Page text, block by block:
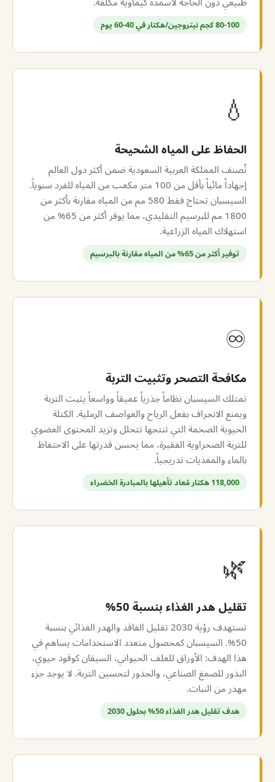
80-100 كجم نيتروجين/هكتار في 40-60 يوم
💧
الحفاظ على المياه الشحيحة
تُصنف المملكة العربية السعودية ضمن أكثر دول العالم
إجهاداً مائياً بأقل من 100 متر مكعب من المياه للفرد سنوياً.
السيسبان تحتاج فقط 580 مم من المياه مقارنة بأكثر من
1800 مم للبرسيم التقليدي، مما يوفر أكثر من 65% من
استهلاك المياه الزراعية.
توفير أكثر من 65% من المياه مقارنة بالبرسيم
♾
مكافحة التصحر وتثبيت التربة
تمتلك السيسبان نظاماً جذرياً عميقاً وواسعاً يثبت التربة
ويمنع الانجراف بفعل الرياح والعواصف الرملية. الكتلة
الحيوية الضخمة التي تنتجها تتحلل وتزيد المحتوى العضوي
للتربة الصحراوية الفقيرة، مما يحسن قدرتها على الاحتفاظ
بالماء والمغذيات تدريجياً.
118,000 هكتار مُعاد تأهيلها بالمبادرة الخضراء
🌿
تقليل هدر الغذاء بنسبة 50%
تستهدف رؤية 2030 تقليل الفاقد والهدر الغذائي بنسبة
50%. السيسبان كمحصول متعدد الاستخدامات يساهم في
هذا الهدف: الأوراق للعلف الحيواني، السيقان كوقود حيوي،
البذور للصمغ الصناعي، والجذور لتحسين التربة. لا يوجد جزء
مهدر من النبات.
هدف تقليل هدر الغذاء 50% بحلول 2030